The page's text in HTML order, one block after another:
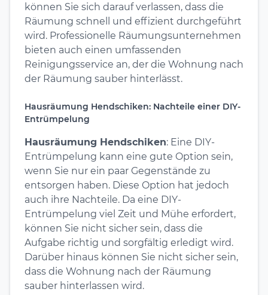
können Sie sich darauf verlassen, dass die
Räumung schnell und effizient durchgeführt
wird. Professionelle Räumungsunternehmen
bieten auch einen umfassenden
Reinigungsservice an, der die Wohnung nach
der Räumung sauber hinterlässt.
Hausräumung Hendschiken: Nachteile einer DIY-
Entrümpelung
Hausräumung Hendschiken: Eine DIY-
Entrümpelung kann eine gute Option sein,
wenn Sie nur ein paar Gegenstände zu
entsorgen haben. Diese Option hat jedoch
auch ihre Nachteile. Da eine DIY-
Entrümpelung viel Zeit und Mühe erfordert,
können Sie nicht sicher sein, dass die
Aufgabe richtig und sorgfältig erledigt wird.
Darüber hinaus können Sie nicht sicher sein,
dass die Wohnung nach der Räumung
sauber hinterlassen wird.